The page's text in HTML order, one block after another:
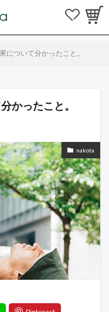
について分かったこと。
かったこと。
nakota